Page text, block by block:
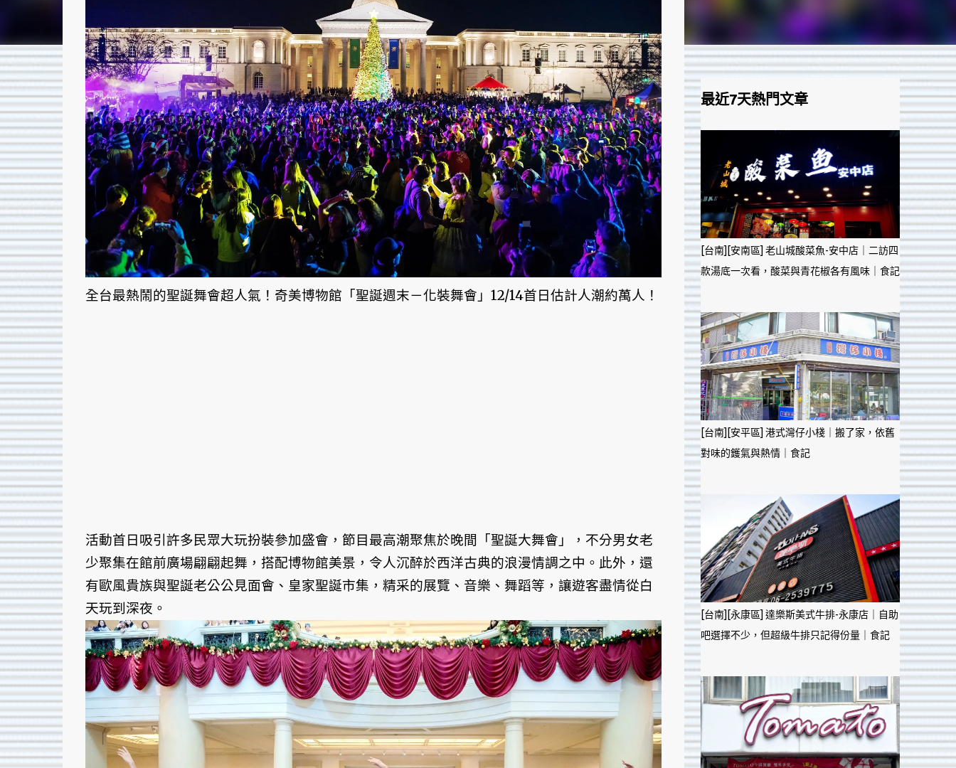
全台最熱鬧的聖誕舞會超人氣！奇美博物館「聖誕週末－化裝舞會」12/14首日估計人潮約萬人！
活動首日吸引許多民眾大玩扮裝參加盛會，節目最高潮聚焦於晚間「聖誕大舞會」，不分男女老
少聚集在館前廣場翩翩起舞，搭配博物館美景，令人沉醉於西洋古典的浪漫情調之中。此外，還
有歐風貴族與聖誕老公公見面會、皇家聖誕市集，精采的展覽、音樂、舞蹈等，讓遊客盡情從白
天玩到深夜。
最近7天熱門文章
[台南][安南區] 老山城酸菜魚-安中店｜二訪四
款湯底一次看，酸菜與青花椒各有風味｜食記
[台南][安平區] 港式灣仔小棧｜搬了家，依舊
對味的鑊氣與熱情｜食記
[台南][永康區] 達樂斯美式牛排-永康店｜自助
吧選擇不少，但超級牛排只記得份量｜食記